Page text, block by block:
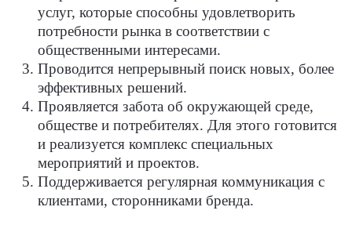
услуг, которые способны удовлетворить
потребности рынка в соответствии с
общественными интересами.
Проводится непрерывный поиск новых, более
эффективных решений.
Проявляется забота об окружающей среде,
обществе и потребителях. Для этого готовится
и реализуется комплекс специальных
мероприятий и проектов.
Поддерживается регулярная коммуникация с
клиентами, сторонниками бренда.